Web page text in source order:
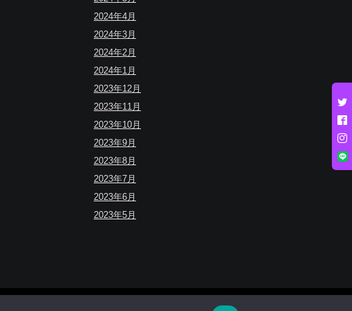
2024年4月
2024年3月
2024年2月
2024年1月
2023年12月
2023年11月
2023年10月
2023年9月
2023年8月
2023年7月
2023年6月
2023年5月